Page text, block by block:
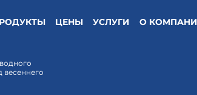
ЦЕНЫ УСЛУГИ О
весеннего